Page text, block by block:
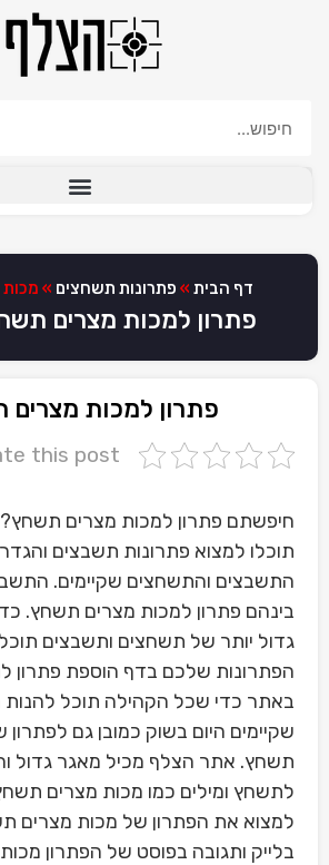
דף הבית » פתרונות תשחצים »
פתרון למכות מצרים
פתרון למכות
this post
חיפשתם פתרון למכות מצרים
תוכלו למצוא פתרונות תשבצים
התשבצים והתשחצים שקיימים.
בינהם פתרון למכות מצרים תשחץ.
גדול יותר של תשחצים ותשבצים
הפתרונות שלכם בדף הוספת פתרון
באתר כדי שכל הקהילה תוכל להנות
שקיימים היום בשוק כמובן גם
תשחץ. אתר הצלף מכיל מאגר גדול
לתשחץ ומילים כמו מכות מצרים
למצוא את הפתרון של מכות מצרים
בלייק ותגובה בפוסט של הפתרון